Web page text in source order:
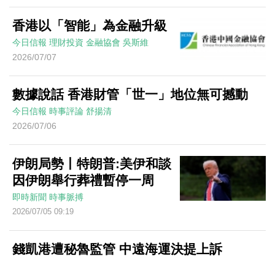
香港以「智能」為金融升級
今日信報 理財投資 金融協會 吳斯維
2026/07/07
數據說話 香港財管「世一」地位無可撼動
今日信報 時事評論 舒揚清
2026/07/06
伊朗局勢丨特朗普:美伊和談
因伊朗舉行葬禮暫停一周
即時新聞 時事脈搏
2026/07/05 09:19
錢凱港遭秘魯監管 中遠海運決提上訴